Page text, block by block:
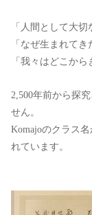
「人間として大切
「なぜ生まれてき
「我々はどこか
2,500年前から探
せん。
Komajoのクラス
れています。